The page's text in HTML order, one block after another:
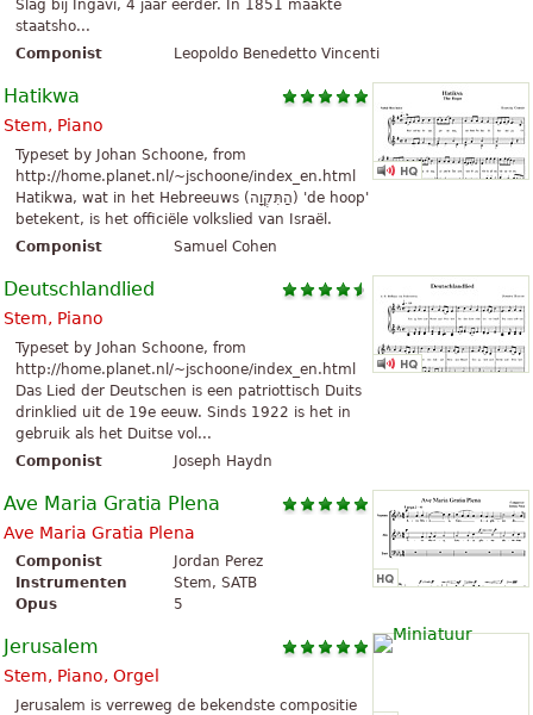
Slag bij Ingavi, 4 jaar eerder. In 1851 maakte
staatsho...
Componist
Leopoldo Benedetto Vincenti
Hatikwa
Stem, Piano
Typeset by Johan Schoone, from
http://home.planet.nl/~jschoone/index_en.html
Hatikwa, wat in het Hebreeuws (הַתִּקְוָה) 'de hoop'
betekent, is het officiële volkslied van Israël.
Componist
Samuel Cohen
Deutschlandlied
Stem, Piano
Typeset by Johan Schoone, from
http://home.planet.nl/~jschoone/index_en.html
Das Lied der Deutschen is een patriottisch Duits
drinklied uit de 19e eeuw. Sinds 1922 is het in
gebruik als het Duitse vol...
Componist
Joseph Haydn
Ave Maria Gratia Plena
Ave Maria Gratia Plena
Componist
Jordan Perez
Instrumenten
Stem, SATB
Opus
5
Jerusalem
Stem, Piano, Orgel
Jerusalem is verreweg de bekendste compositie